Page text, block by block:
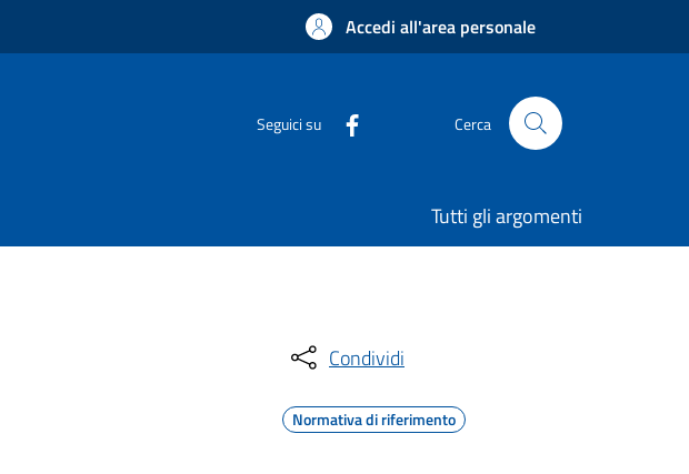
Accedi all'area personale
Seguici su Cerca
Tutti gli argomenti
Condividi
Normativa di riferimento